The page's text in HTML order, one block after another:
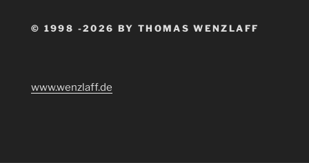
© 1998 -2026 BY THOMAS WENZLAFF
www.wenzlaff.de